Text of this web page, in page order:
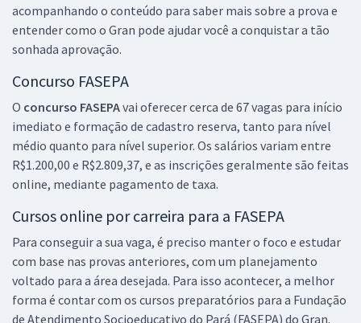
acompanhando o conteúdo para saber mais sobre a prova e
entender como o Gran pode ajudar você a conquistar a tão
sonhada aprovação.
Concurso FASEPA
O concurso FASEPAvai oferecer cerca de 67 vagas para início
imediato e formação de cadastro reserva, tanto para nível
médio quanto para nível superior. Os salários variam entre
R$1.200,00 e R$2.809,37, e as inscrições geralmente são feitas
online, mediante pagamento de taxa.
Cursos online por carreira para a FASEPA
Para conseguir a sua vaga, é preciso manter o foco e estudar
com base nas provas anteriores, com um planejamento
voltado para a área desejada. Para isso acontecer, a melhor
forma é contar com os cursos preparatórios para a Fundação
de Atendimento Socioeducativo do Pará (FASEPA) do Gran.